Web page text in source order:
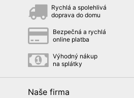
Rychlá a spolehlivá
doprava do domu
Bezpečná a rychlá
online platba
Výhodný nákup
na splátky
Naše firma